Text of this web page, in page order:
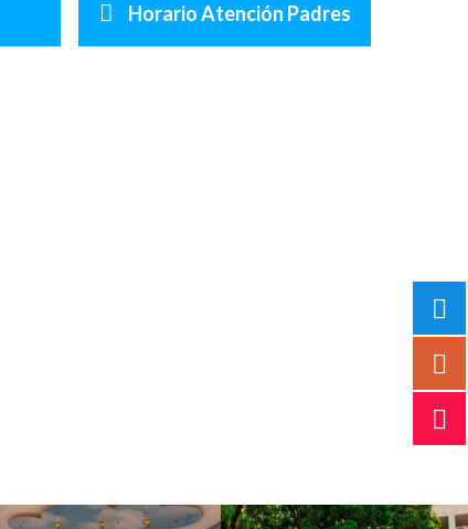
Horario Atención Padres